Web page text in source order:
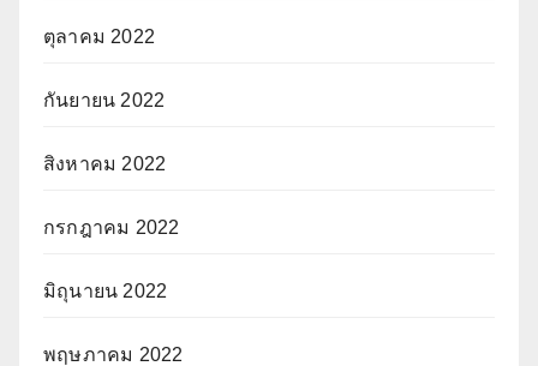
ตุลาคม 2022
กันยายน 2022
สิงหาคม 2022
กรกฎาคม 2022
มิถุนายน 2022
พฤษภาคม 2022